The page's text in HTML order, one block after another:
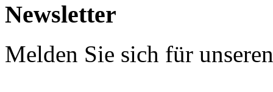
Newsletter
Melden Sie sich für